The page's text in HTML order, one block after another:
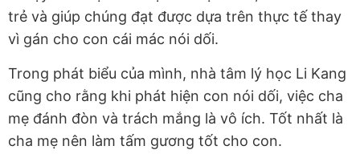
trẻ và giúp chúng đạt được dựa trên thực tế thay
vì gán cho con cái mác nói dối.
Trong phát biểu của mình, nhà tâm lý học Li Kang
cũng cho rằng khi phát hiện con nói dối, việc cha
mẹ đánh đòn và trách mắng là vô ích. Tốt nhất là
cha mẹ nên làm tấm gương tốt cho con.